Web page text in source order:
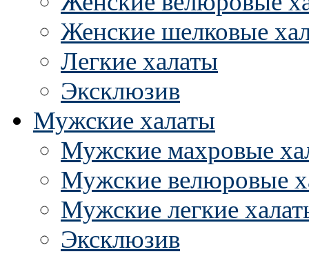
Женские шелковые
Легкие халаты
Эксклюзив
Мужские халаты
Мужские махровые
Мужские велюровые
Мужские легкие
Эксклюзив